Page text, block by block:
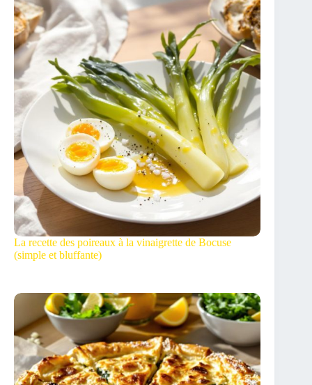
La recette des poireaux à la vinaigrette de Bocuse
(simple et bluffante)